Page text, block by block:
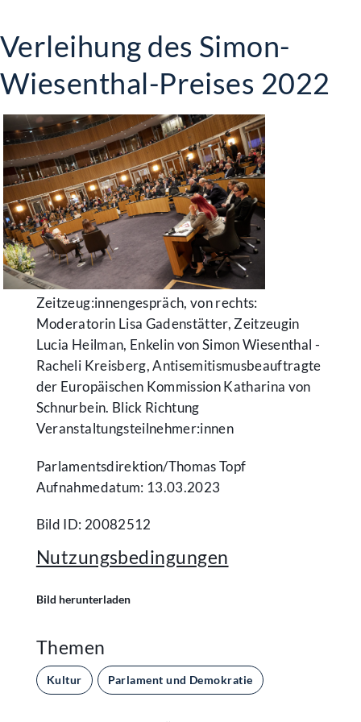
Verleihung des Simon-
Wiesenthal-Preises 2022
Zeitzeug:innengespräch, von rechts:
Moderatorin Lisa Gadenstätter, Zeitzeugin
Lucia Heilman, Enkelin von Simon Wiesenthal -
Racheli Kreisberg, Antisemitismusbeauftragte
der Europäischen Kommission Katharina von
Schnurbein. Blick Richtung
Veranstaltungsteilnehmer:innen
Parlamentsdirektion/​Thomas Topf
Aufnahmedatum: 13.03.2023
Bild ID: 20082512
Nutzungsbedingungen
Bild herunterladen
Themen
Kultur Parlament und Demokratie